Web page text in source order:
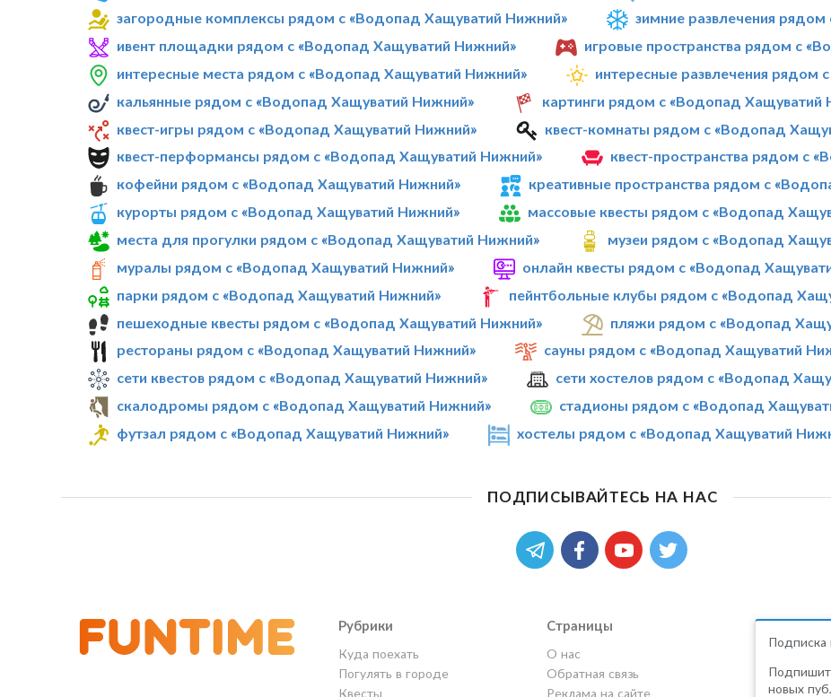
загородные комплексы рядом с «Водопад Хащуватий Нижний»
зимние развлечения
ивент площадки рядом с «Водопад Хащуватий Нижний»
игровые пространства рядом с
интересные места рядом с «Водопад Хащуватий Нижний»
интересные развлечения
кальянные рядом с «Водопад Хащуватий Нижний»
картинги рядом с «Водопад Хащуватий
квест-игры рядом с «Водопад Хащуватий Нижний»
квест-комнаты рядом с «Водопад
квест-перформансы рядом с «Водопад Хащуватий Нижний»
квест-пространства рядом с
кофейни рядом с «Водопад Хащуватий Нижний»
креативные пространства рядом с
курорты рядом с «Водопад Хащуватий Нижний»
массовые квесты рядом с «Водопад
места для прогулки рядом с «Водопад Хащуватий Нижний»
музеи рядом с «Водопад
муралы рядом с «Водопад Хащуватий Нижний»
онлайн квесты рядом с «Водопад
парки рядом с «Водопад Хащуватий Нижний»
пейнтбольные клубы рядом с «Водопад
пешеходные квесты рядом с «Водопад Хащуватий Нижний»
пляжи рядом с «Водопад
рестораны рядом с «Водопад Хащуватий Нижний»
сауны рядом с «Водопад Хащуватий
сети квестов рядом с «Водопад Хащуватий Нижний»
сети хостелов рядом с «Водопад
скалодромы рядом с «Водопад Хащуватий Нижний»
стадионы рядом с «Водопад
футзал рядом с «Водопад Хащуватий Нижний»
хостелы рядом с «Водопад Хащуватий
ПОДПИСЫВАЙТЕСЬ НА НАС
Рубрики
Куда поехать
Погулять в городе
Квесты
Страницы
О нас
Обратная связь
Реклама на сайте
Подписка
новых